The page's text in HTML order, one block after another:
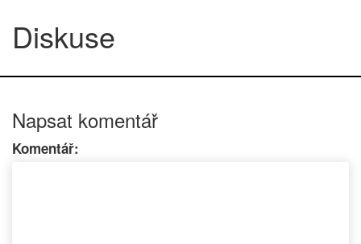
Diskuse
Napsat komentář
Komentář: